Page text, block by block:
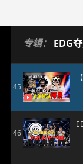
专辑： EDG
45
46